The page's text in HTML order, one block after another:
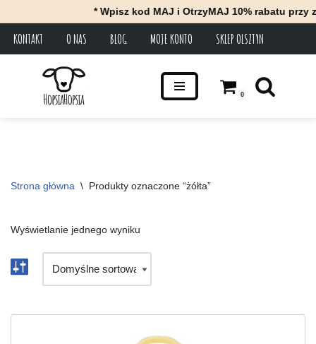
* Wpisz kod MAJ i OtrzyMAJ 10% rabatu przy
KONTAKT O NAS BLOG MOJE KONTO SKLEP OLSZTYN
0
Strona główna \ Produkty oznaczone “żółta”
Wyświetlanie jednego wyniku